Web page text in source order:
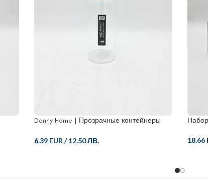
Danny Home | Прозрачные контейнеры
6.39 EUR /12.50 ЛВ. 18.66